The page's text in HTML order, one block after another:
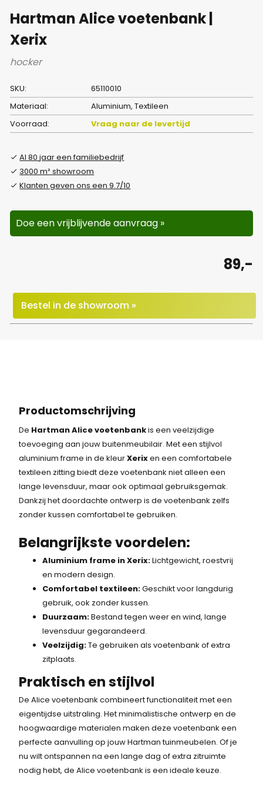
Hartman Alice voetenbank |
Xerix
hocker
SKU:
65110010
Materiaal:
Aluminium, Textileen
Voorraad:
Vraag naar de levertijd
Al 80 jaar een familiebedrijf
3000 m² showroom
Klanten geven ons een 9.7/10
Doe een vrijblijvende aanvraag »
89,-
Bestel in de showroom »
Productomschrijving
De Hartman Alice voetenbankis een veelzijdige
toevoeging aan jouw buitenmeubilair. Met een stijlvol
aluminium frame in de kleurXerixen een comfortabele
textileen zitting biedt deze voetenbank niet alleen een
lange levensduur, maar ook optimaal gebruiksgemak.
Dankzij het doordachte ontwerp is de voetenbank zelfs
zonder kussen comfortabel te gebruiken.
Belangrijkste voordelen:
Aluminium frame in Xerix:Lichtgewicht, roestvrij
en modern design.
Comfortabel textileen:Geschikt voor langdurig
gebruik, ook zonder kussen.
Duurzaam:Bestand tegen weer en wind, lange
levensduur gegarandeerd.
Veelzijdig:Te gebruiken als voetenbank of extra
zitplaats.
Praktisch en stijlvol
De Alice voetenbank combineert functionaliteit met een
eigentijdse uitstraling. Het minimalistische ontwerp en de
hoogwaardige materialen maken deze voetenbank een
perfecte aanvulling op jouw Hartman tuinmeubelen. Of je
nu wilt ontspannen na een lange dag of extra zitruimte
nodig hebt, de Alice voetenbank is een ideale keuze.